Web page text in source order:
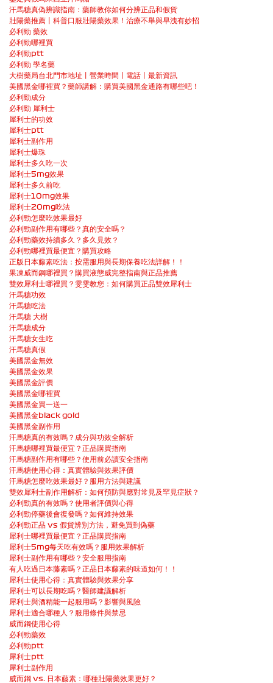
汗馬糖真偽辨識指南：藥師教你如何分辨正品和假貨
壯陽藥推薦丨科普口服壯陽藥效果！治療不舉與早洩有妙招
必利勁 藥效
必利勁哪裡買
必利勁ptt
必利勁 學名藥
大樹藥局台北門市地址丨營業時間丨電話丨最新資訊
美國黑金哪裡買？藥師講解：購買美國黑金通路有哪些吧！
必利勁成分
必利勁 犀利士
犀利士的功效
犀利士ptt
犀利士副作用
犀利士爆珠
犀利士多久吃一次
犀利士5mg效果
犀利士多久前吃
犀利士10mg效果
犀利士20mg吃法
必利勁怎麼吃效果最好
必利勁副作用有哪些？真的安全嗎？
必利勁藥效持續多久？多久見效？
必利勁哪裡買最便宜？購買攻略
正版日本藤素吃法：按需服用與長期保養吃法詳解！！
果凍威而鋼哪裡買？購買液態威完整指南與正品推薦
雙效犀利士哪裡買？雯雯教您：如何購買正品雙效犀利士
汗馬糖功效
汗馬糖吃法
汗馬糖 大樹
汗馬糖成分
汗馬糖女生吃
汗馬糖真假
美國黑金無效
美國黑金效果
美國黑金評價
美國黑金哪裡買
美國黑金買一送一
美國黑金black gold
美國黑金副作用
汗馬糖真的有效嗎？成分與功效全解析
汗馬糖哪裡買最便宜？正品購買指南
汗馬糖副作用有哪些？使用前必讀安全指南
汗馬糖使用心得：真實體驗與效果評價
汗馬糖怎麼吃效果最好？服用方法與建議
雙效犀利士副作用解析：如何預防與應對常見及罕見症狀？
必利勁真的有效嗎？使用者評價與心得
必利勁停藥後會復發嗎？如何維持效果
必利勁正品 vs 假貨辨別方法，避免買到偽藥
犀利士哪裡買最便宜？正品購買指南
犀利士5mg每天吃有效嗎？服用效果解析
犀利士副作用有哪些？安全服用指南
有人吃過日本藤素嗎？正品日本藤素的味道如何！！
犀利士使用心得：真實體驗與效果分享
犀利士可以長期吃嗎？醫師建議解析
犀利士與酒精能一起服用嗎？影響與風險
犀利士適合哪種人？服用條件與禁忌
威而鋼使用心得
必利勁藥效
必利勁ptt
犀利士ptt
犀利士副作用
威而鋼 vs. 日本藤素：哪種壯陽藥效果更好？